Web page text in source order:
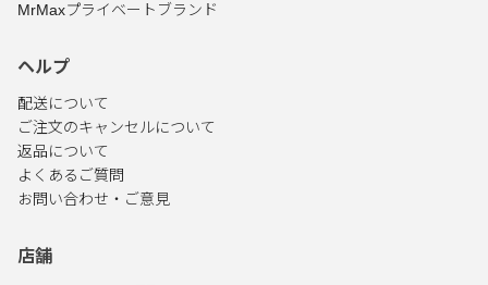
MrMaxプライベートブランド
ヘルプ
配送について
ご注文のキャンセルについて
返品について
よくあるご質問
お問い合わせ・ご意見
店舗